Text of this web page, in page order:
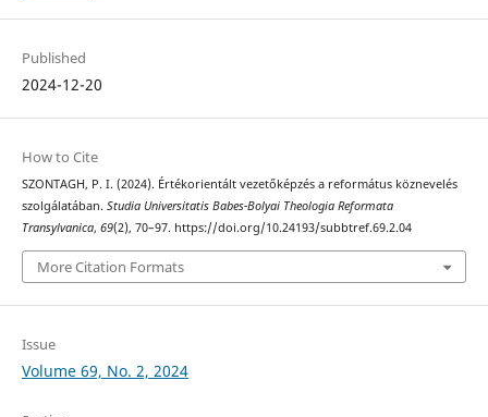
Published
2024-12-20
How to Cite
SZONTAGH, P. I. (2024). Értékorientált vezetőképzés a református köznevelés
szolgálatában. Studia Universitatis Babes-Bolyai Theologia Reformata
Transylvanica, 69(2), 70–97. https://doi.org/10.24193/subbtref.69.2.04
More Citation Formats
Issue
Volume 69, No. 2, 2024